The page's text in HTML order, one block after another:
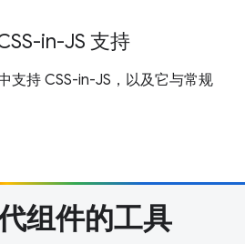
in-JS 支持
支持 CSS-in-JS，以及它与常规
组件的工具